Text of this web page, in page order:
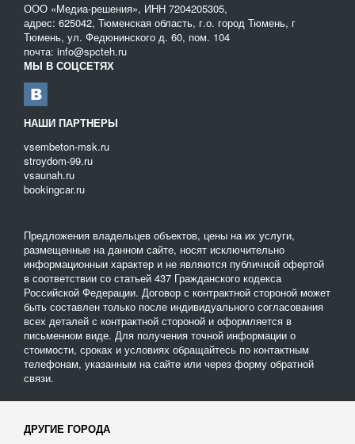
ООО «Медиа-решения», ИНН 7204205305,
адрес: 625042, Тюменская область, г.о. город Тюмень, г
Тюмень, ул. Федюнинского д. 60, пом. 104
почта: info@spcteh.ru
МЫ В СОЦСЕТЯХ
НАШИ ПАРТНЕРЫ
vsembeton-msk.ru
stroydom-99.ru
vsaunah.ru
bookingcar.ru
Предложения владельцев объектов, цены на их услуги,
размещенные на данном сайте, носят исключительно
информационныи характер и не являются публичной офертой
в соответствии со статьей 437 Гражданского кодекса
Российской Федерации. Договор с контрактной стороной может
быть составлен только после индивидуального согласования
всех деталей с контрактной стороной и оформляется в
письменном виде. Для получения точной информации о
стоимости, сроках и условиях обращайтесь по контактным
телефонам, указанным на сайте или через форму обратной
связи.
ДРУГИЕ ГОРОДА